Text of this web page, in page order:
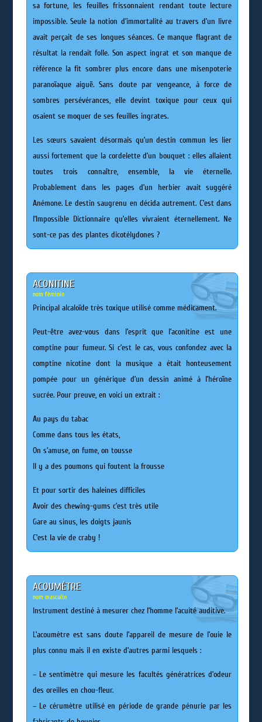
sa fortune, les feuilles frissonnaient rendant toute lecture
impossible. Seule la notion d’immortalité au travers d’un livre
avait perçait de ses longues séances. Ce manque flagrant de
résultat la rendait folle. Son aspect ingrat et son manque de
référence la fit sombrer plus encore dans une misenpoterie
paranoïaque aiguë. Sans doute par vengeance, à force de
sombres persévérances, elle devint toxique pour ceux qui
osaient se moquer de ses feuilles ingrates.
Les sœurs savaient désormais qu’un destin commun les lier
aussi fortement que la cordelette d’un bouquet : elles allaient
toutes trois connaître, ensemble, la vie éternelle.
Probablement dans les pages d’un herbier avait suggéré
Anémone. Le destin saugrenu en décida autrement. C’est dans
l’Impossible Dictionnaire qu’elles vivraient éternellement. Ne
sont-ce pas des plantes dicotélydones ?
ACONITINE
nom féminin
Principal alcaloïde très toxique utilisé comme médicament.
Peut-être avez-vous dans l’esprit que l’aconitine est une
comptine pour fumeur. Si c’est le cas, vous confondez avec la
comptine nicotine dont la musique a était honteusement
pompée pour un générique d’un dessin animé à l’héroïne
sucrée. Pour preuve, en voici un extrait :
Au pays du tabac
Comme dans tous les états,
On s’amuse, on fume, on tousse
Il y a des poumons qui foutent la frousse
Et pour sortir des haleines difficiles
Avoir des chewing-gums c’est très utile
Gare au sinus, les doigts jaunis
C’est la vie de craby !
ACOUMÈTRE
nom masculin
Instrument destiné à mesurer chez l’homme l’acuité auditive.
L’acoumètre est sans doute l’appareil de mesure de l’ouie le
plus connu mais il en existe d’autres parmi lesquels :
– Le sentimètre qui mesure les facultés génératrices d’odeur
des oreilles en chou-fleur.
– Le cérumètre utilisé en période de grande pénurie par les